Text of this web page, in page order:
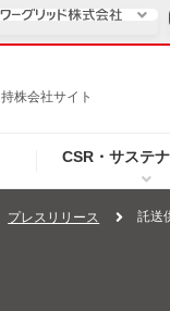
持株会社サイト
CSR・サステ
電気・ガスのご契約
プレスリリース 託送